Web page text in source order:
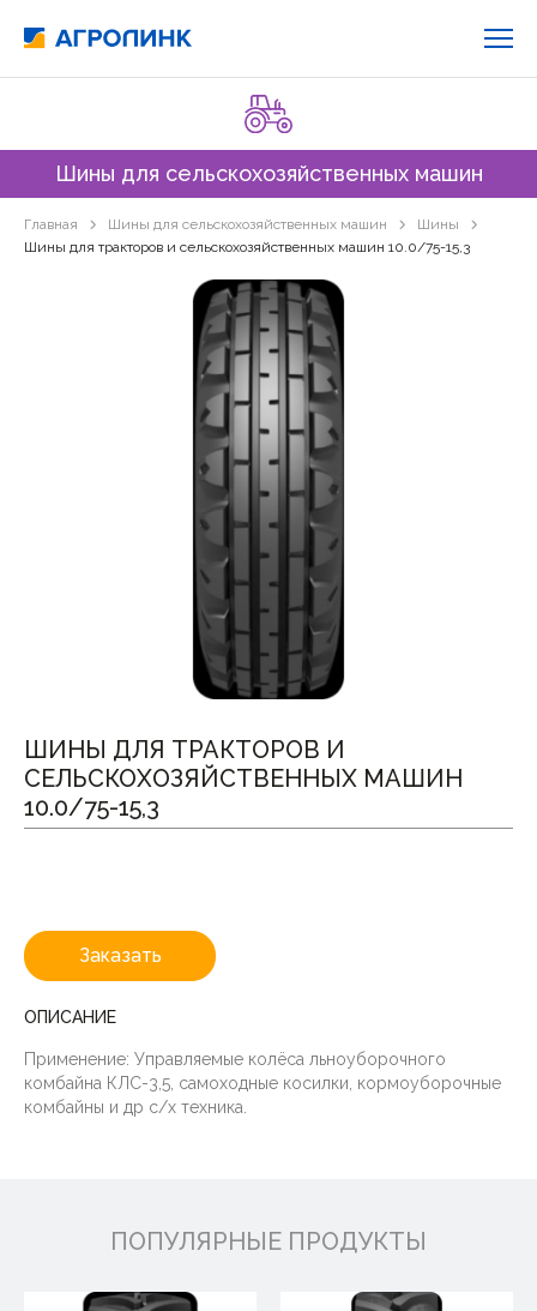
Шины для сельскохозяйственных машин
Главная Шины для сельскохозяйственных машин
Шины
Шины для тракторов и сельскохозяйственных машин 10.0/75-15,3
ШИНЫ ДЛЯ ТРАКТОРОВ И
СЕЛЬСКОХОЗЯЙСТВЕННЫХ МАШИН
10.0/75-15,3
Заказать
ОПИСАНИЕ
Применение: Управляемые колёса льноуборочного
комбайна КЛС-3,5, самоходные косилки, кормоуборочные
комбайны и др с/х техника.
ПОПУЛЯРНЫЕ ПРОДУКТЫ